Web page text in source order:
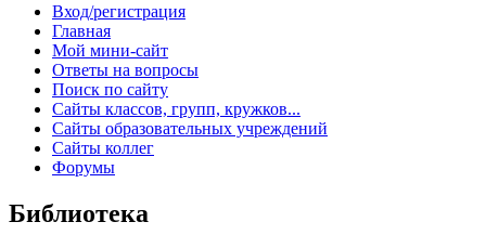
Вход/регистрация
Главная
Мой мини-сайт
Ответы на вопросы
Поиск по сайту
Сайты классов, групп, кружков...
Сайты образовательных учреждений
Сайты коллег
Форумы
Библиотека